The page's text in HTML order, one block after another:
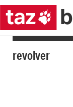
revolver